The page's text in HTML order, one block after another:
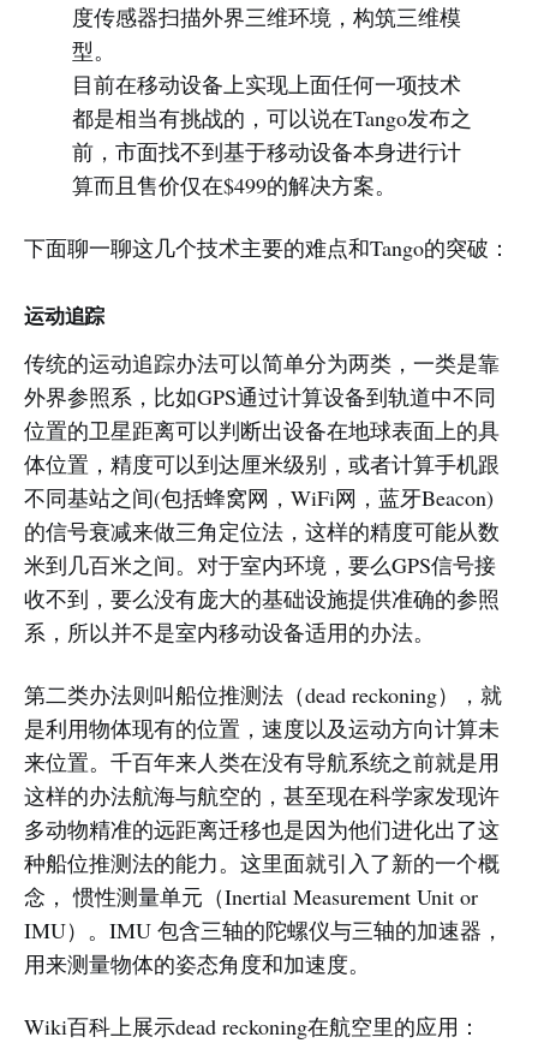
度传感器扫描外界三维环境，构筑三维模
型。
目前在移动设备上实现上面任何一项技术
都是相当有挑战的，可以说在Tango发布之
前，市面找不到基于移动设备本身进行计
算而且售价仅在$499的解决方案。
下面聊一聊这几个技术主要的难点和Tango的突破：
运动追踪
传统的运动追踪办法可以简单分为两类，一类是靠
外界参照系，比如GPS通过计算设备到轨道中不同
位置的卫星距离可以判断出设备在地球表面上的具
体位置，精度可以到达厘米级别，或者计算手机跟
不同基站之间(包括蜂窝网，WiFi网，蓝牙Beacon)
的信号衰减来做三角定位法，这样的精度可能从数
米到几百米之间。对于室内环境，要么GPS信号接
收不到，要么没有庞大的基础设施提供准确的参照
系，所以并不是室内移动设备适用的办法。
第二类办法则叫船位推测法（dead reckoning），就
是利用物体现有的位置，速度以及运动方向计算未
来位置。千百年来人类在没有导航系统之前就是用
这样的办法航海与航空的，甚至现在科学家发现许
多动物精准的远距离迁移也是因为他们进化出了这
种船位推测法的能力。这里面就引入了新的一个概
念， 惯性测量单元（Inertial Measurement Unit or
IMU）。IMU 包含三轴的陀螺仪与三轴的加速器，
用来测量物体的姿态角度和加速度。
Wiki百科上展示dead reckoning在航空里的应用：